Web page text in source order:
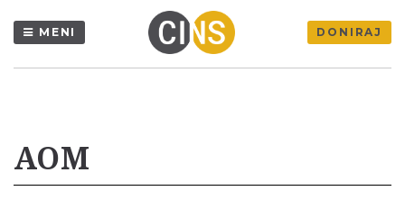
MENI DONIRAJ
AOM